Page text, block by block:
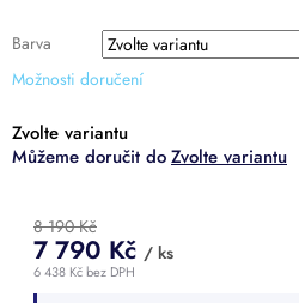
Barva
Možnosti doručení
5
hvězdiček.
Zvolte variantu
Zvolte variantu
8 190 Kč
7 790 Kč / ks
6 438 Kč bez DPH